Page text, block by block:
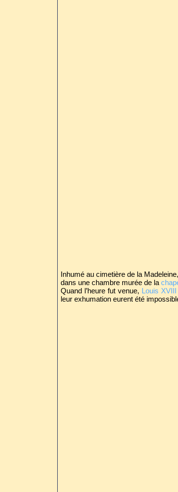
Inhumé au cimetière de la
dans une chambre murée de la
Quand l’heure fut venue, Louis XVIII
leur exhumation eurent été